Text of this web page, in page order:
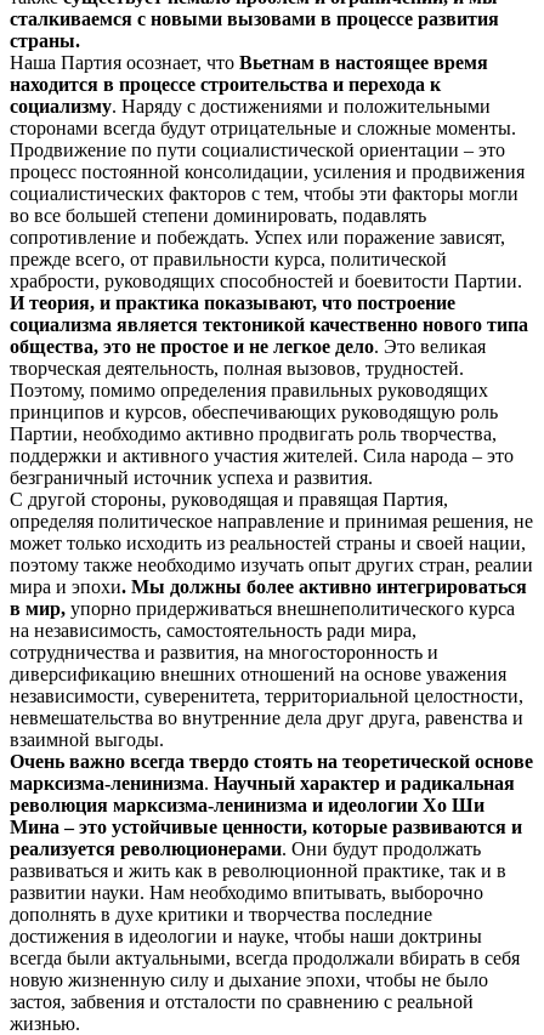
сталкиваемся с новыми вызовами в процессе развития
страны.
Наша Партия осознает, что Вьетнам в настоящее время
находится в процессе строительства и перехода к
социализму. Наряду с достижениями и положительными
сторонами всегда будут отрицательные и сложные моменты.
Продвижение по пути социалистической ориентации – это
процесс постоянной консолидации, усиления и продвижения
социалистических факторов с тем, чтобы эти факторы могли
во все большей степени доминировать, подавлять
сопротивление и побеждать. Успех или поражение зависят,
прежде всего, от правильности курса, политической
храбрости, руководящих способностей и боевитости Партии.
И теория, и практика показывают, что построение
социализма является тектоникой качественно нового типа
общества, это не простое и не легкое дело. Это великая
творческая деятельность, полная вызовов, трудностей.
Поэтому, помимо определения правильных руководящих
принципов и курсов, обеспечивающих руководящую роль
Партии, необходимо активно продвигать роль творчества,
поддержки и активного участия жителей. Сила народа – это
безграничный источник успеха и развития.
С другой стороны, руководящая и правящая Партия,
определяя политическое направление и принимая решения, не
может только исходить из реальностей страны и своей нации,
поэтому также необходимо изучать опыт других стран, реалии
мира и эпохи. Мы должны более активно интегрироваться
в мир, упорно придерживаться внешнеполитического курса
на независимость, самостоятельность ради мира,
сотрудничества и развития, на многосторонность и
диверсификацию внешних отношений на основе уважения
независимости, суверенитета, территориальной целостности,
невмешательства во внутренние дела друг друга, равенства и
взаимной выгоды.
Очень важно всегда твердо стоять на теоретической основе
марксизма-ленинизма. Научный характер и радикальная
революция марксизма-ленинизма и идеологии Хо Ши
Мина – это устойчивые ценности, которые развиваются и
реализуется революционерами. Они будут продолжать
развиваться и жить как в революционной практике, так и в
развитии науки. Нам необходимо впитывать, выборочно
дополнять в духе критики и творчества последние
достижения в идеологии и науке, чтобы наши доктрины
всегда были актуальными, всегда продолжали вбирать в себя
новую жизненную силу и дыхание эпохи, чтобы не было
застоя, забвения и отсталости по сравнению с реальной
жизнью.